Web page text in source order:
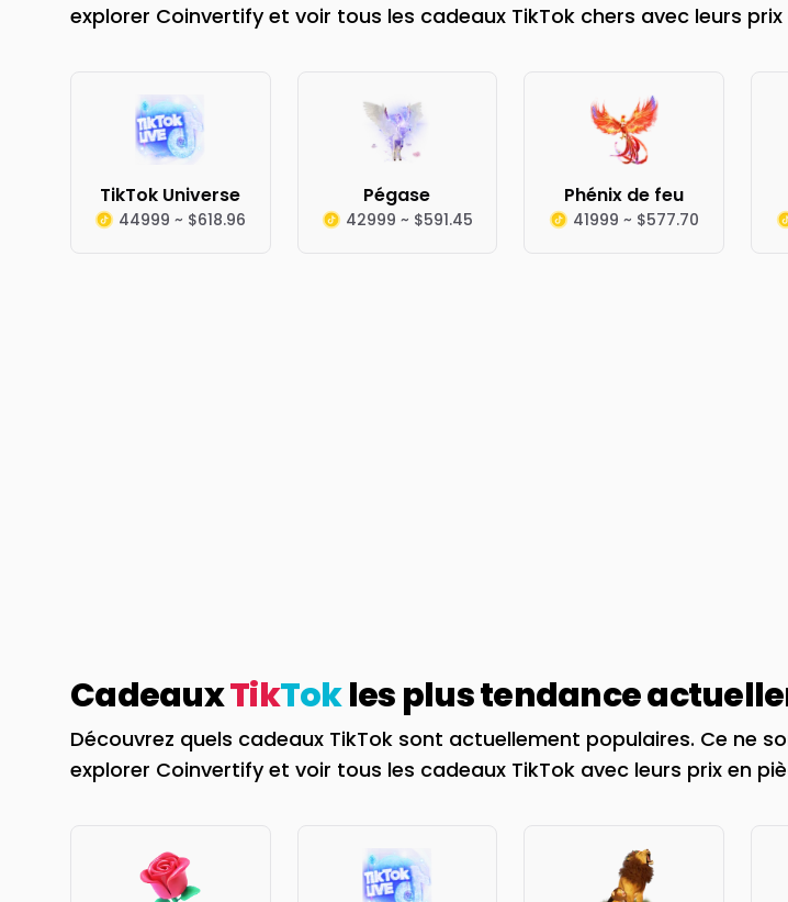
explorer Coinvertify et voir tous les cadeaux TikTok chers avec leurs
TikTok Universe
44999 ~ $618.96
Pégase
42999 ~ $591.45
Phénix de feu
41999 ~ $577.70
CadeauxTikTokles plus tendance
Découvrez quels cadeaux TikTok sont actuellement populaires. Ce ne
explorer Coinvertify et voir tous les cadeaux TikTok avec leurs prix en